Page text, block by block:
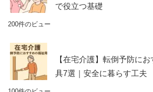
で役立つ基礎
200件のビュー
【在宅介護】転倒予防に
具7選｜安全に暮らす工夫